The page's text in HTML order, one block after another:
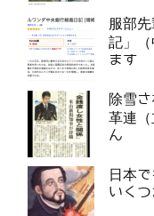
服部
記」
ます
除雪
革連
ん
日本
いく